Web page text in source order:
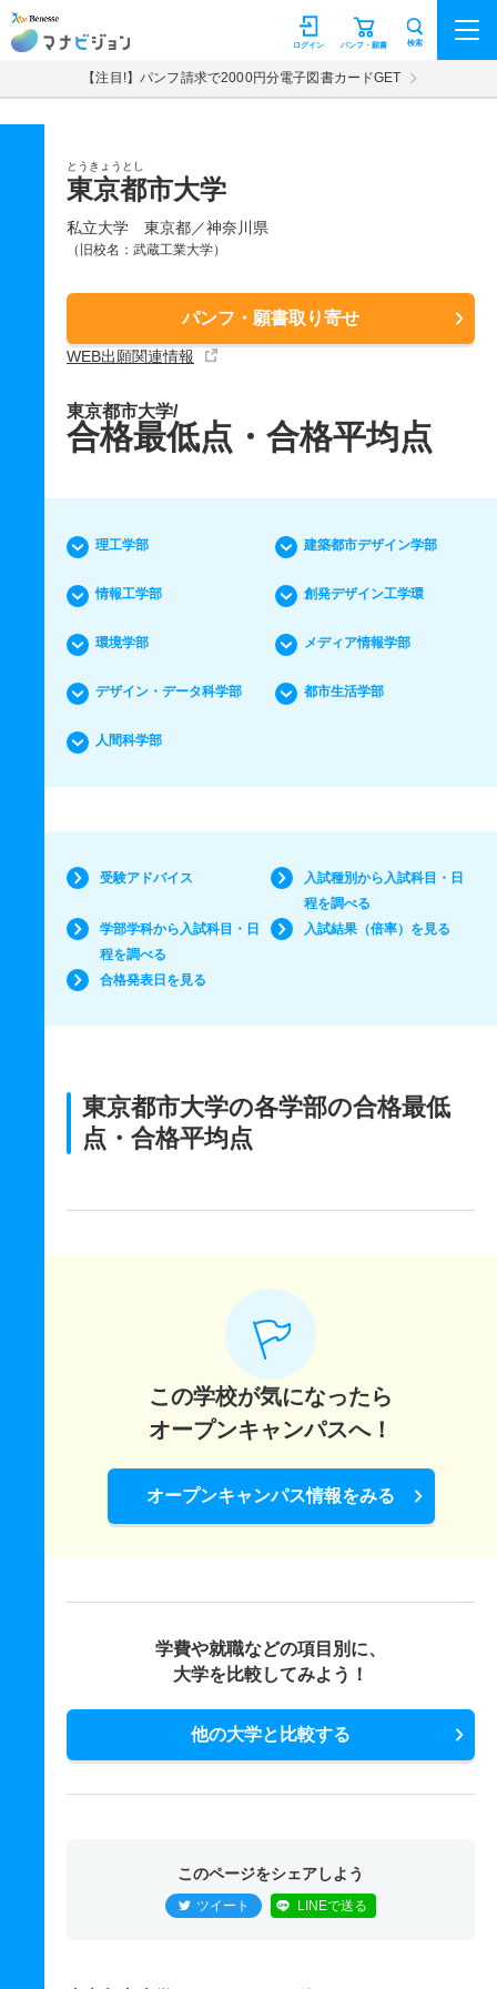
マナビジョン パンフ・願書
ログイン 検索
【注目!】パンフ請求で2000円分電子図書カードGET
とうきょうとし
東京都市大学
私立大学 東京都／神奈川県
（旧校名：武蔵工業大学）
パンフ・願書取り寄せ
WEB出願関連情報
東京都市大学/
合格最低点・合格平均点
理工学部 建築都市デザイン学部
情報工学部 創発デザイン工学環
環境学部 メディア情報学部
デザイン・データ科学部 都市生活学部
人間科学部
受験アドバイス
入試種別から入試科目・日
程を調べる
学部学科から入試科目・日
程を調べる
入試結果（倍率）を見る
合格発表日を見る
東京都市大学の各学部の合格最低
点・合格平均点
この学校が気になったら
オープンキャンパスへ！
オープンキャンパス情報をみる
学費や就職などの項目別に、
大学を比較してみよう！
他の大学と比較する
このページをシェアしよう
ツイート LINEで送る